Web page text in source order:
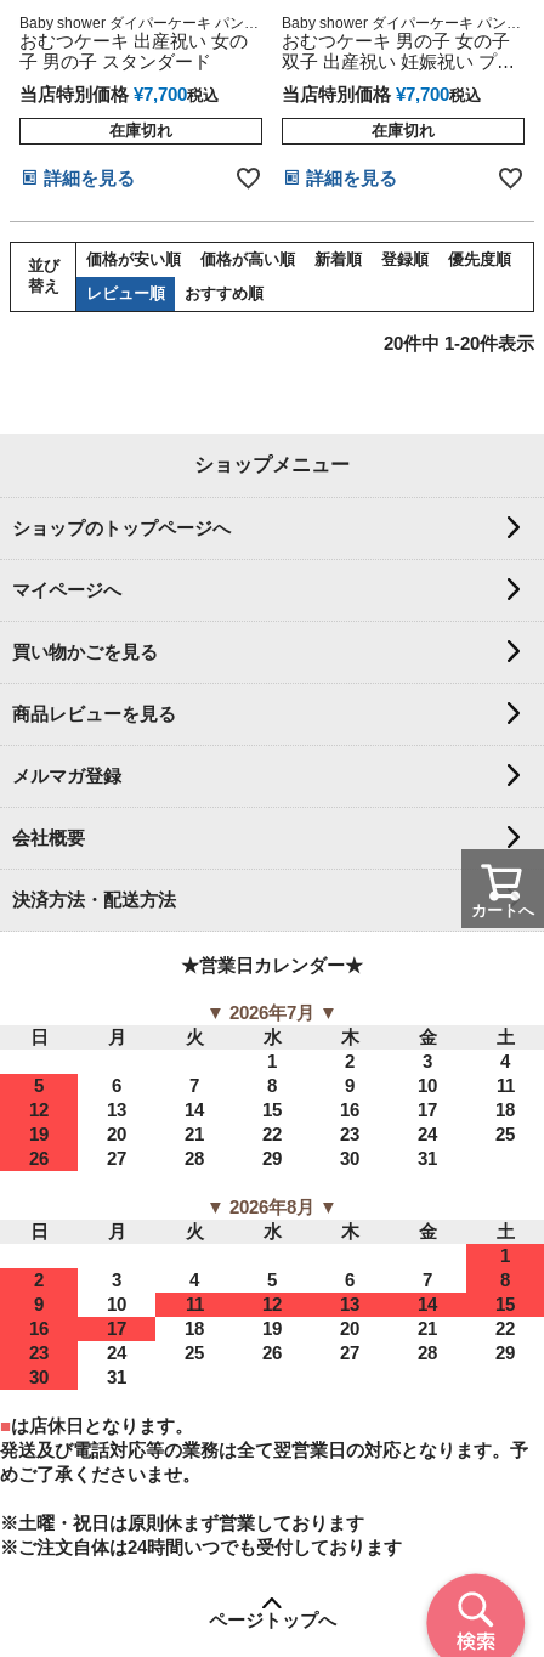
Baby shower ダイパーケーキ パンパ
ース メリーズ ムーニー グーン
おむつケーキ 出産祝い 女の
子 男の子 スタンダード
当店特別価格 ¥7,700税込
在庫切れ
詳細を見る
Baby shower ダイパーケーキ パンパ
ース メリーズ ムーニー グーン
おむつケーキ 男の子 女の子
双子 出産祝い 妊娠祝い プレ
ゼント 送料無料
当店特別価格 ¥7,700税込
在庫切れ
詳細を見る
並び
替え
価格が安い順 価格が高い順 新着順 登録順
優先度順
レビュー順
おすすめ順
20件中 1-20件表示
カートへ
ショップメニュー
ショップのトップページへ
マイページへ
買い物かごを見る
商品レビューを見る
メルマガ登録
会社概要
決済方法・配送方法
★営業日カレンダー★
▼ 2026年7月 ▼
日
月 火 水 木 金
土
1
2 3
4
5
6 7 8 9 10
11
12
13 14 15 16 17
18
19
20 21 22 23 24
25
26
27 28 29 30 31
▼ 2026年8月 ▼
日
月 火 水 木 金
土
1
2
3 4 5 6 7
8
9
10 11 12 13 14
15
16
17 18 19 20 21
22
23
24 25 26 27 28
29
30
31
■は店休日となります。
発送及び電話対応等の業務は全て翌営業日の対応となります。予
めご了承くださいませ。
※土曜・祝日は原則休まず営業しております
※ご注文自体は24時間いつでも受付しております
ページトップへ